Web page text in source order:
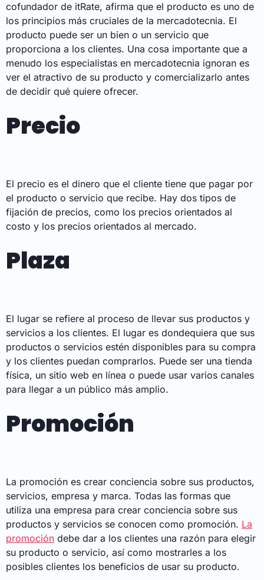
cofundador de itRate, afirma que el producto es uno de
los principios más cruciales de la mercadotecnia. El
producto puede ser un bien o un servicio que
proporciona a los clientes. Una cosa importante que a
menudo los especialistas en mercadotecnia ignoran es
ver el atractivo de su producto y comercializarlo antes
de decidir qué quiere ofrecer.
Precio
El precio es el dinero que el cliente tiene que pagar por
el producto o servicio que recibe. Hay dos tipos de
fijación de precios, como los precios orientados al
costo y los precios orientados al mercado.
Plaza
El lugar se refiere al proceso de llevar sus productos y
servicios a los clientes. El lugar es dondequiera que sus
productos o servicios estén disponibles para su compra
y los clientes puedan comprarlos. Puede ser una tienda
física, un sitio web en línea o puede usar varios canales
para llegar a un público más amplio.
Promoción
La promoción es crear conciencia sobre sus productos,
servicios, empresa y marca. Todas las formas que
utiliza una empresa para crear conciencia sobre sus
productos y servicios se conocen como promoción. La
promoción debe dar a los clientes una razón para elegir
su producto o servicio, así como mostrarles a los
posibles clientes los beneficios de usar su producto.